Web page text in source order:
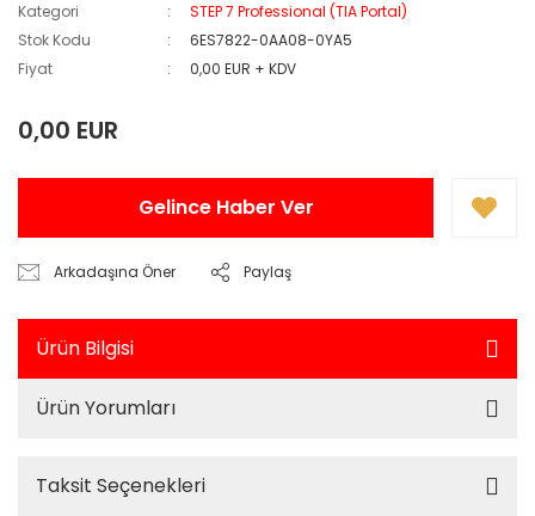
Kategori
STEP 7 Professional (TIA Portal)
Stok Kodu
6ES7822-0AA08-0YA5
Fiyat
0,00 EUR + KDV
0,00 EUR
Gelince Haber Ver
Arkadaşına Öner Paylaş
Ürün Bilgisi
Ürün Yorumları
Taksit Seçenekleri